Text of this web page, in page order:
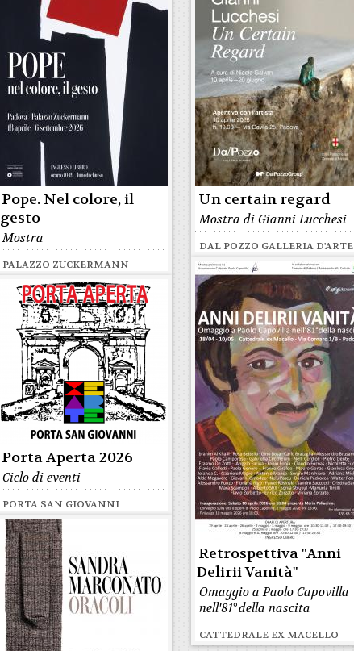
Pope. Nel colore, il
gesto
Mostra
PALAZZO ZUCKERMANN
Un certain regard
Mostra di Gianni Lucchesi
DAL POZZO GALLERIA D'ARTE
Retrospettiva "Anni
Delirii Vanità"
Omaggio a Paolo Capovilla
nell'81° della nascita
CATTEDRALE EX MACELLO
Porta Aperta 2026
Ciclo di eventi
PORTA SAN GIOVANNI